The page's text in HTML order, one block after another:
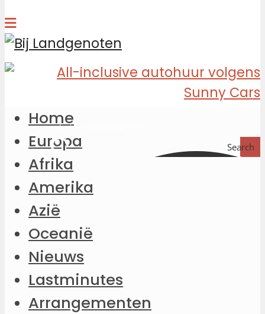
Search
Home
Europa
Afrika
Amerika
Azië
Oceanië
Nieuws
Lastminutes
Arrangementen